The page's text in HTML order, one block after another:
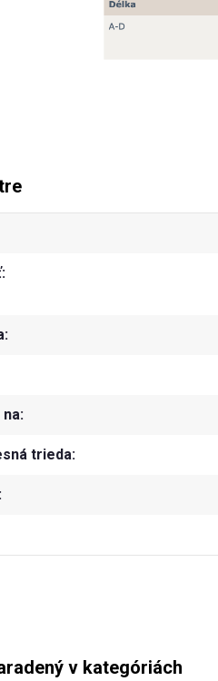
na
trieda
v kategóriách